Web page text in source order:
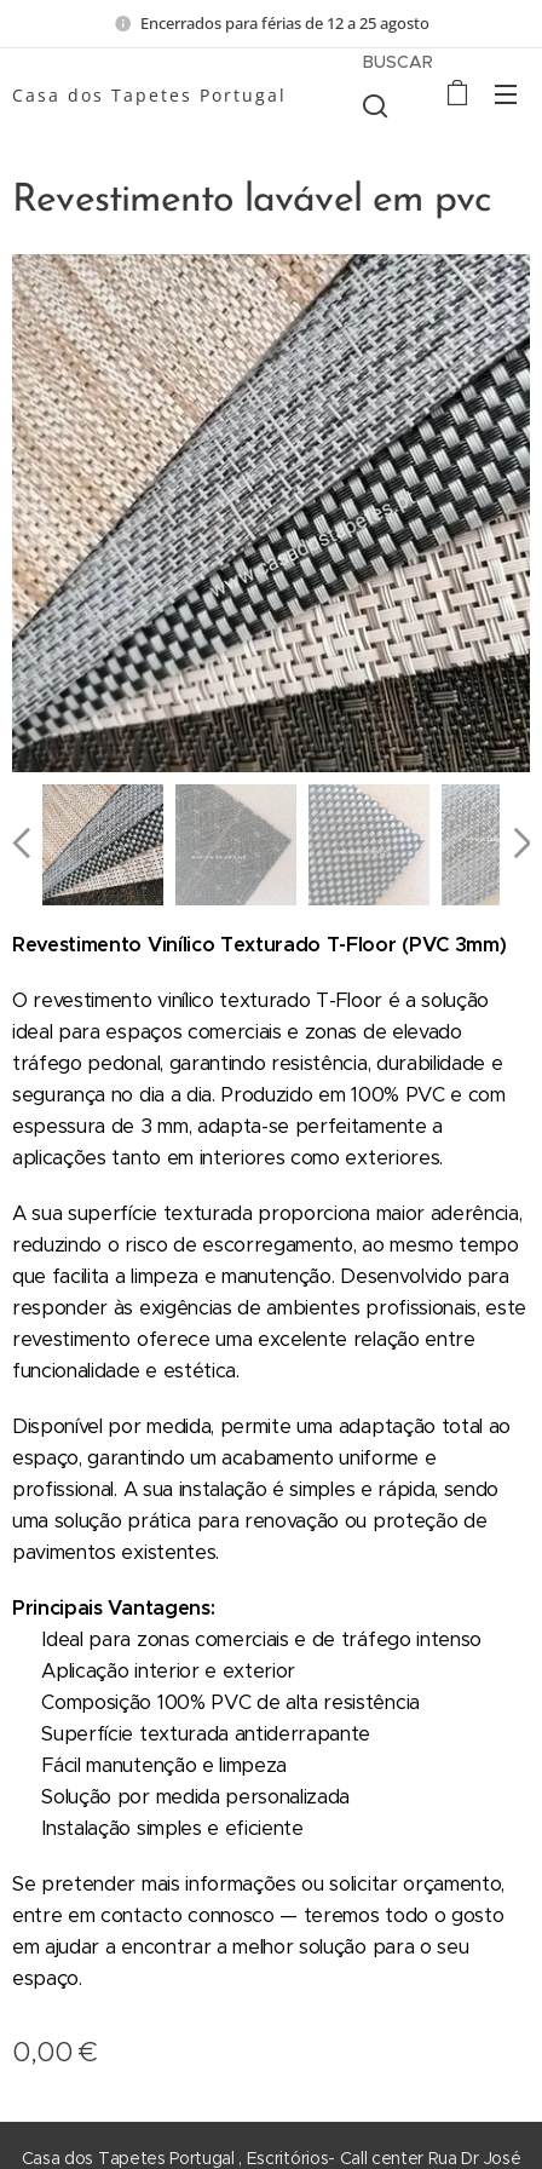
Encerrados para férias de 12 a 25 agosto
Casa dos Tapetes Portugal
BUSCAR
Revestimento lavável em pvc
8019CT22
44005CT22
8012CT22
44007CT22
Revestimento Vinílico Texturado T-Floor (PVC 3mm)
O revestimento vinílico texturado T-Floor é a solução
ideal para espaços comerciais e zonas de elevado
tráfego pedonal, garantindo resistência, durabilidade e
segurança no dia a dia. Produzido em 100% PVC e com
espessura de 3 mm, adapta-se perfeitamente a
aplicações tanto em interiores como exteriores.
A sua superfície texturada proporciona maior aderência,
reduzindo o risco de escorregamento, ao mesmo tempo
que facilita a limpeza e manutenção. Desenvolvido para
responder às exigências de ambientes profissionais, este
revestimento oferece uma excelente relação entre
funcionalidade e estética.
Disponível por medida, permite uma adaptação total ao
espaço, garantindo um acabamento uniforme e
profissional. A sua instalação é simples e rápida, sendo
uma solução prática para renovação ou proteção de
pavimentos existentes.
Principais Vantagens:
✔ Ideal para zonas comerciais e de tráfego intenso
✔ Aplicação interior e exterior
✔ Composição 100% PVC de alta resistência
✔ Superfície texturada antiderrapante
✔ Fácil manutenção e limpeza
✔ Solução por medida personalizada
✔ Instalação simples e eficiente
Se pretender mais informações ou solicitar orçamento,
entre em contacto connosco — teremos todo o gosto
em ajudar a encontrar a melhor solução para o seu
espaço.
0,00 €
Casa dos Tapetes Portugal , Escritórios- Call center Rua Dr José